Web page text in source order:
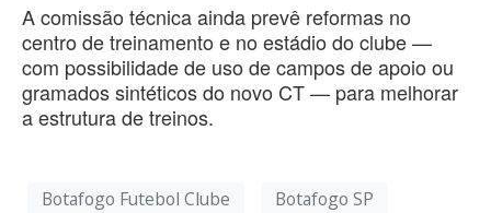
A comissão técnica ainda prevê reformas no
centro de treinamento e no estádio do clube —
com possibilidade de uso de campos de apoio ou
gramados sintéticos do novo CT — para melhorar
a estrutura de treinos.
Botafogo Futebol Clube
Botafogo SP